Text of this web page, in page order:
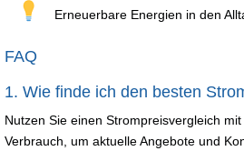
Erneuerbare Energien in den
FAQ
1. Wie finde ich den besten
Nutzen Sie einen Strompreisvergleich
Verbrauch, um aktuelle Angebote und